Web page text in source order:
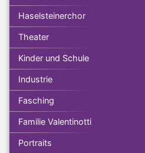
Haselsteinerchor
Theater
Kinder und Schule
Industrie
Fasching
Familie Valentinotti
Portraits